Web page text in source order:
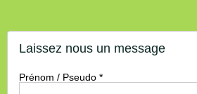
Laissez nous un message
Prénom / Pseudo *